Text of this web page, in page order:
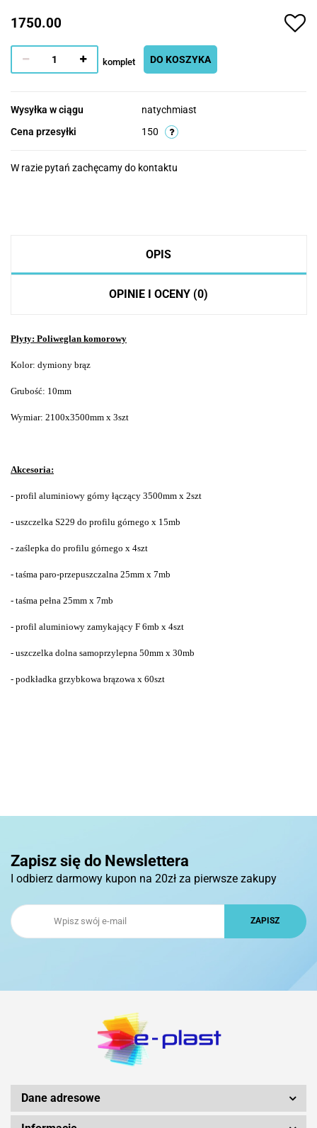
1750.00
komplet DO KOSZYKA
Wysyłka w ciągu
natychmiast
Cena przesyłki
150
W razie pytań zachęcamy do kontaktu
OPIS
OPINIE I OCENY (0)
Płyty: Poliweglan komorowy
Kolor: dymiony brąz
Grubość: 10mm
Wymiar: 2100x3500mm x 3szt
Akcesoria:
- profil aluminiowy górny łączący 3500mm x 2szt
- uszczelka S229 do profilu górnego x 15mb
- zaślepka do profilu górnego x 4szt
- taśma paro-przepuszczalna 25mm x 7mb
- taśma pełna 25mm x 7mb
- profil aluminiowy zamykający F 6mb x 4szt
- uszczelka dolna samoprzylepna 50mm x 30mb
- podkładka grzybkowa brązowa x 60szt
Zapisz się do Newslettera
I odbierz darmowy kupon na 20zł za pierwsze zakupy
Dane adresowe